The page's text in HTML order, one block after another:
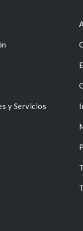
y Servicios